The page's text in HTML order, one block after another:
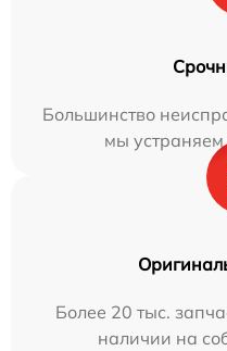
Большинство
мы устраняем
Более 20 тыс.
наличии на